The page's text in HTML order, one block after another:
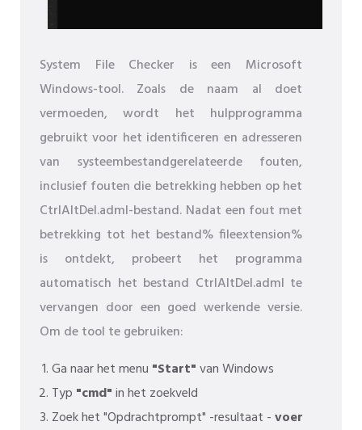
System File Checker is een Microsoft
Windows-tool. Zoals de naam al doet
vermoeden, wordt het hulpprogramma
gebruikt voor het identificeren en adresseren
van systeembestandgerelateerde fouten,
inclusief fouten die betrekking hebben op het
CtrlAltDel.adml-bestand. Nadat een fout met
betrekking tot het bestand% fileextension%
is ontdekt, probeert het programma
automatisch het bestand CtrlAltDel.adml te
vervangen door een goed werkende versie.
Om de tool te gebruiken:
Ga naar het menu "Start"van Windows
Typ "cmd"in het zoekveld
Zoek het "Opdrachtprompt" -resultaat -voer